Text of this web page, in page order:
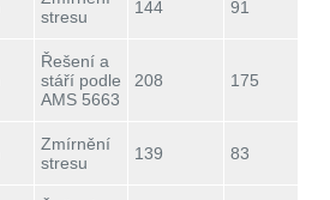
stresu
144 91
Řešení a
stáří podle
AMS 5663
208 175
Zmírnění
stresu
139 83